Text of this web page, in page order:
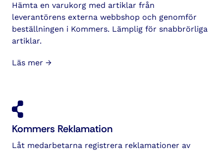
Hämta en varukorg med artiklar från
leverantörens externa webbshop och genomför
beställningen i Kommers. Lämplig för snabbrörliga
artiklar.
Läs mer →
Kommers Reklamation
Låt medarbetarna registrera reklamationer av